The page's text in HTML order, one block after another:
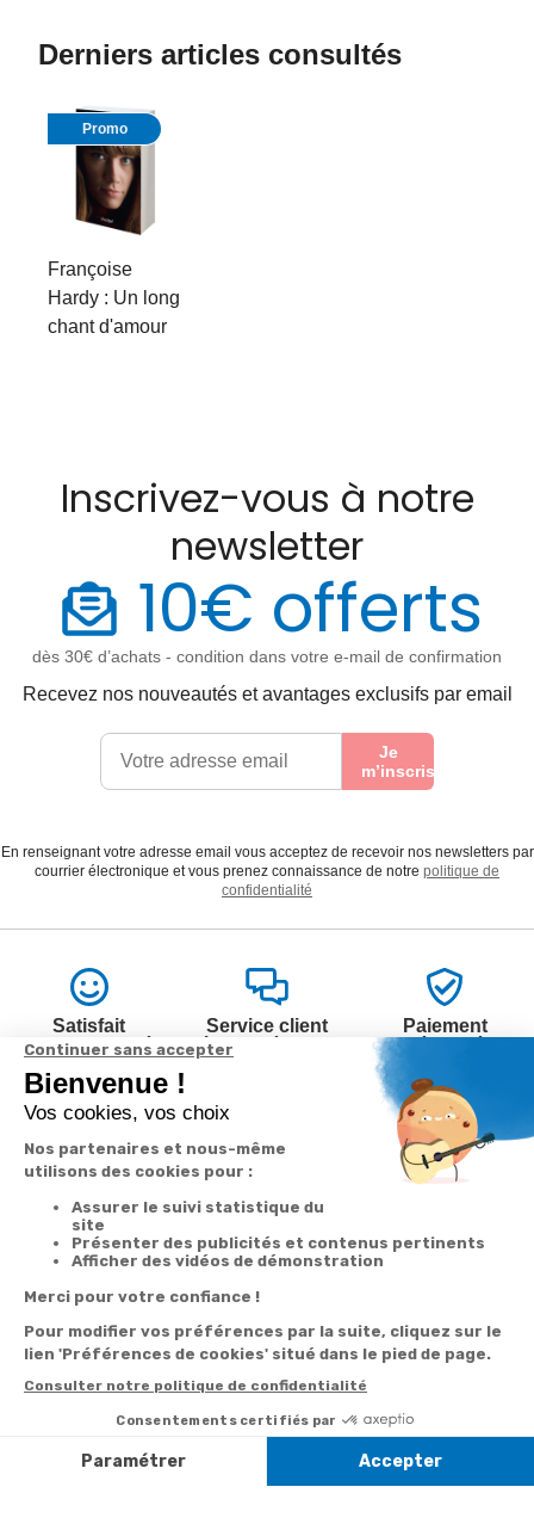
Derniers articles consultés
Promo
Françoise
Hardy : Un long
chant d'amour
Inscrivez-vous à notre
newsletter
10€ offerts
dès 30€ d’achats - condition dans votre e-mail de confirmation
Recevez nos nouveautés et avantages exclusifs par email
Je
m’inscris
En renseignant votre adresse email vous acceptez de recevoir nos newsletters par
courrier électronique et vous prenez connaissance de notre politique de
confidentialité
Satisfait
ou remboursé
Service client
à votre écoute
Paiement
Garantie
2 ans
Livraison
à la carte
Suivi de
commande
Votre
Suivi de
Paiement facilité
Satisfait ou
Nos services
Besoin d'aide
Abonnement à la
la newsletter
Par
Messenger
samedi de 8h à